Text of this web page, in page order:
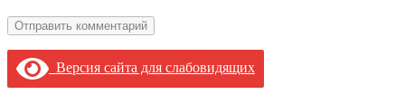
Версия сайта для слабовидящих